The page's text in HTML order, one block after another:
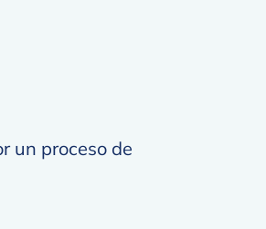
un proceso de